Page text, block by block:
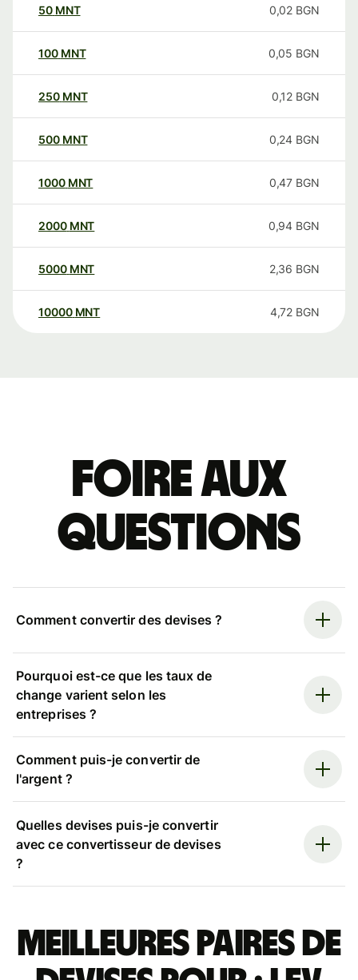
50 MNT 0,02 BGN
100 MNT 0,05 BGN
250 MNT 0,12 BGN
500 MNT 0,24 BGN
1000 MNT 0,47 BGN
2000 MNT 0,94 BGN
5000 MNT 2,36 BGN
10000 MNT 4,72 BGN
Foire aux
questions
Comment convertir des devises ?
Pourquoi est-ce que les taux de
change varient selon les
entreprises ?
Comment puis-je convertir de
l'argent ?
Quelles devises puis-je convertir
avec ce convertisseur de devises
?
Meilleures paires de